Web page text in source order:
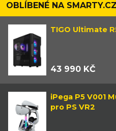
OBLÍBENÉ NA SMARTY.CZ
TIGO Ultimate
43 990 KČ
iPega P5 V001
pro PS VR2